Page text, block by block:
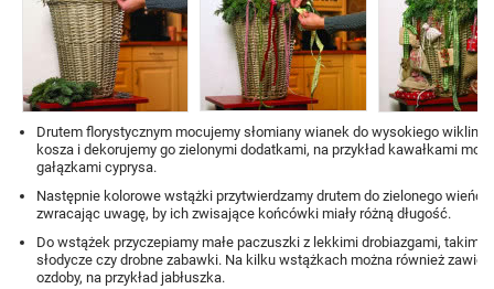
Drutem florystycznym mocujemy słomiany wianek do wysokiego
kosza i dekorujemy go zielonymi dodatkami, na przykład kawałkami
gałązkami cyprysa.
Następnie kolorowe wstążki przytwierdzamy drutem do zielonego wieńca,
zwracając uwagę, by ich zwisające końcówki miały różną długość.
Do wstążek przyczepiamy małe paczuszki z lekkimi drobiazgami, takimi
słodycze czy drobne zabawki. Na kilku wstążkach można również
ozdoby, na przykład jabłuszka.